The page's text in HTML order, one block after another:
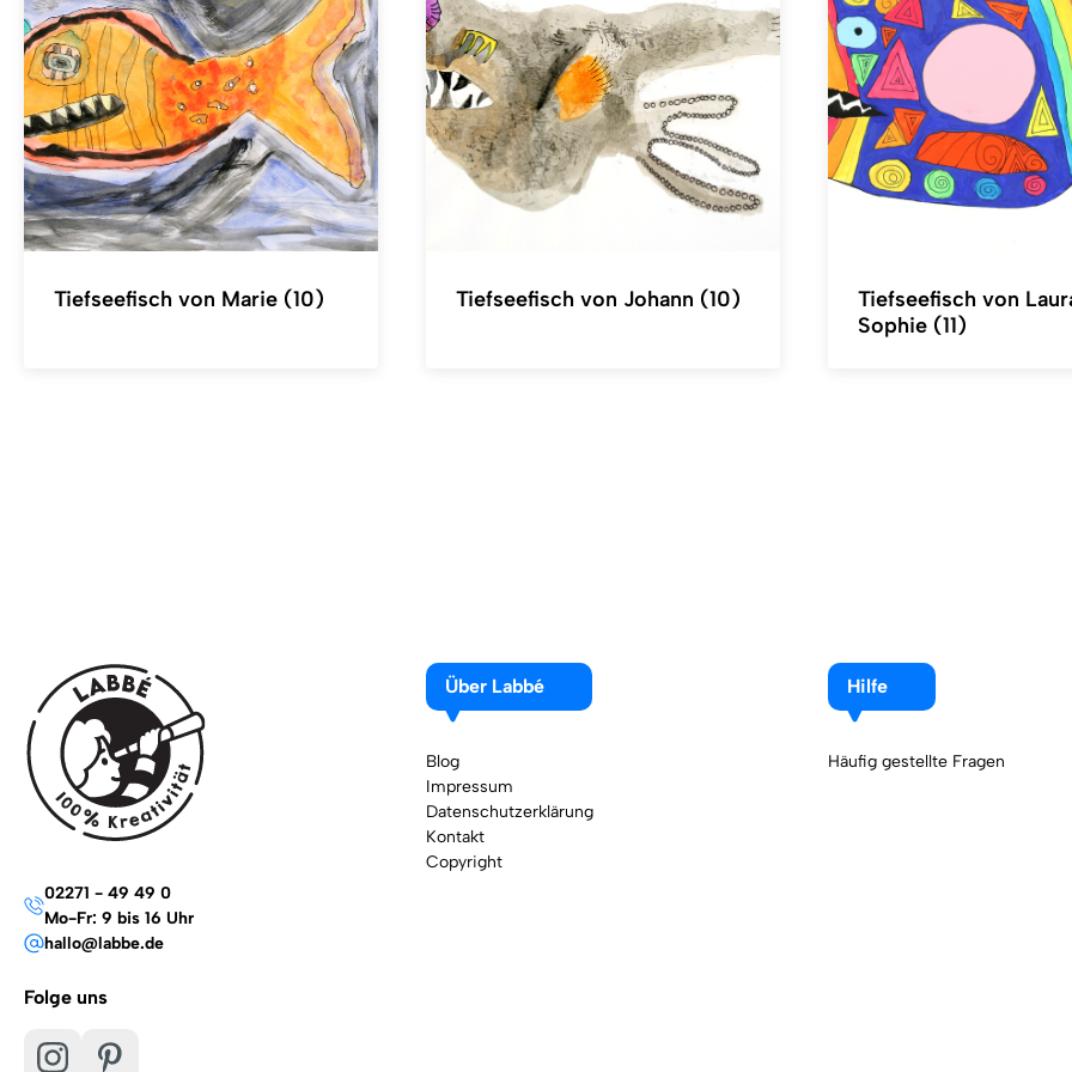
Tiefseefisch von Marie (10) Tiefseefisch von Johann (10)
Tiefseefisch von
Sophie (11)
02271 - 49 49 0
Mo-Fr: 9 bis 16 Uhr
hallo@labbe.de
Folge uns
Über Labbé
Blog
Impressum
Datenschutzerklärung
Kontakt
Copyright
Hilfe
Häufig gestellte Fragen